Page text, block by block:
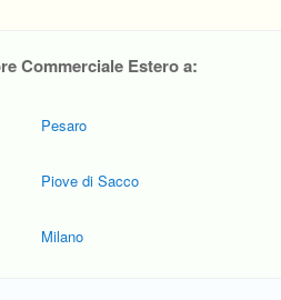
Commerciale Estero a:
Pesaro
Piove di Sacco
Milano